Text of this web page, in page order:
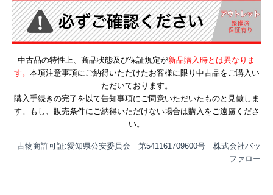
中古品の特性上、商品状態及び保証規定が新品購入時とは異なりま
す。 本項注意事項にご納得いただけたお客様に限り中古品をご購入い
ただいております。
購入手続きの完了を以て告知事項にご同意いただいたものと見做しま
す。もし、販売条件にご納得いただけない場合は購入をご遠慮くださ
い。
古物商許可証:愛知県公安委員会 第541161709600号 株式会社バッ
ファロー